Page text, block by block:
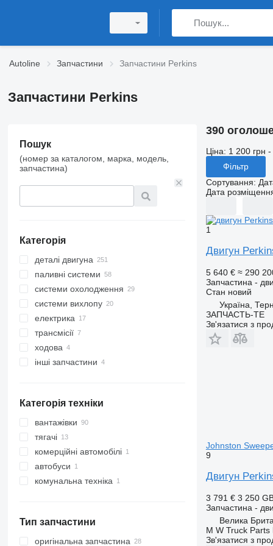
Autoline Запчастини Запчастини Perkins
Запчастини Perkins
Пошук
(номер за каталогом, марка, модель,
запчастина)
Категорія
деталі двигуна
двигуни
колінвали
турбокомпресори
шестірні кулачкового валу
розподілвали
маховики
насоси мастильні
фільтри масляні
мастилоохолоджувачі
головки блока циліндрів
поршні
колектори
масляні щупи
кріплення
форсунки масляні
паливні системи
ПНВТ
форсунки
паливні насоси
повітряні фільтри
шланги повітрозабірника
корпуси паливного фільтра
ПННТ
системи охолодження
вентилятори охолодження
корпуси термостата
корпуси помпи охолодження
системи вихлопу
прокладки впускного колектора
труби вихлопні
електрика
стартери
датчики
блоки керування
інші запчастини електрики
трансмісії
кожухи маховика
інші запчастини трансмісії
ходова
підшипники
інші запчастини
Категорія техніки
вантажівки
тягачі
комерційні автомобілі
автобуси
комунальна техніка
Тип запчастини
оригінальна запчастина
390
Ціна: 1 200 грн
Фільтр
Сортування:
Дата
1
Двигун
5 640 € ≈ 290
Запчастина -
Стан новий
Україна,
ЗАПЧАСТЬ-ТЕ
Зв'язатися з
Johnston
9
Двигун
3 791 € 3 250
Запчастина -
Велика
M W Truck Parts
Зв'язатися з